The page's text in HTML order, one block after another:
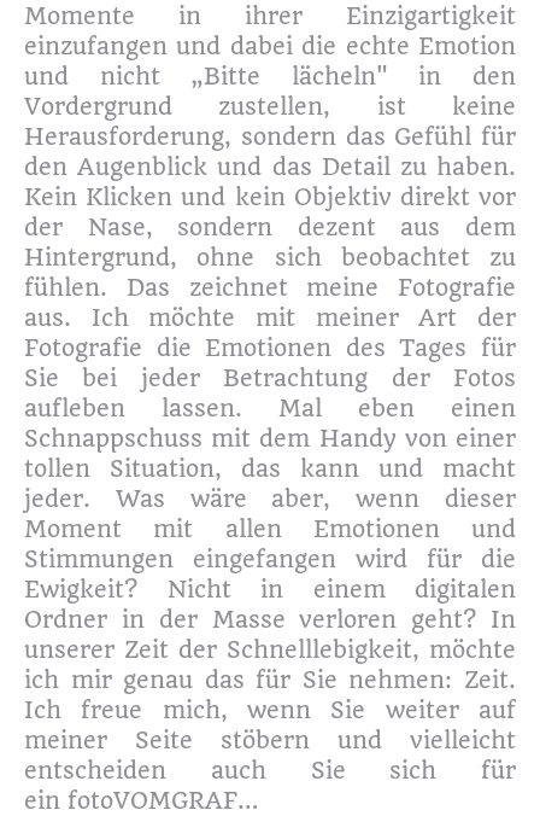
Momente in ihrer Einzigartigkeit
einzufangen und dabei die echte Emotion
und nicht „Bitte lächeln" in den
Vordergrund zustellen, ist keine
Herausforderung, sondern das Gefühl für
den Augenblick und das Detail zu haben.
Kein Klicken und kein Objektiv direkt vor
der Nase, sondern dezent aus dem
Hintergrund, ohne sich beobachtet zu
fühlen. Das zeichnet meine Fotografie
aus. Ich möchte mit meiner Art der
Fotografie die Emotionen des Tages für
Sie bei jeder Betrachtung der Fotos
aufleben lassen. Mal eben einen
Schnappschuss mit dem Handy von einer
tollen Situation, das kann und macht
jeder. Was wäre aber, wenn dieser
Moment mit allen Emotionen und
Stimmungen eingefangen wird für die
Ewigkeit? Nicht in einem digitalen
Ordner in der Masse verloren geht? In
unserer Zeit der Schnelllebigkeit, möchte
ich mir genau das für Sie nehmen: Zeit.
Ich freue mich, wenn Sie weiter auf
meiner Seite stöbern und vielleicht
entscheiden auch Sie sich für
ein fotoVOMGRAF…